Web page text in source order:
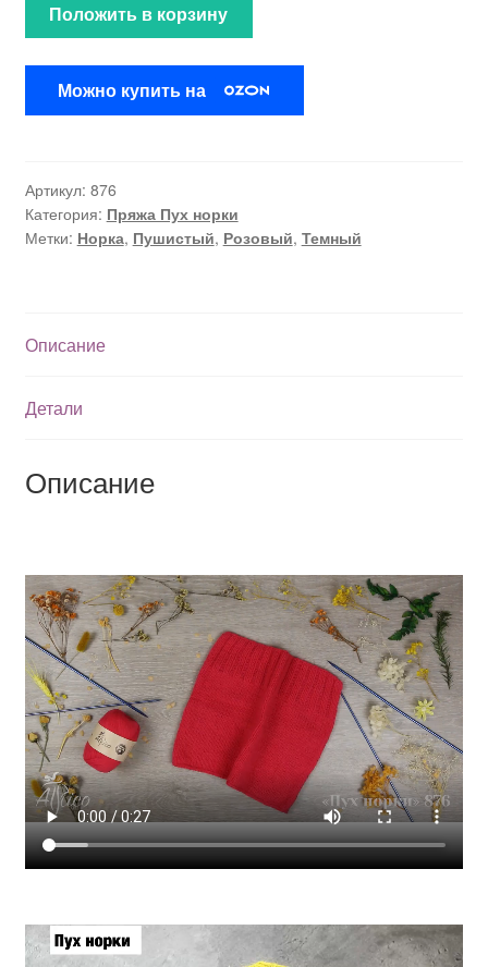
Положить в корзину
Можно купить на
Артикул: 876
Категория: Пряжа Пух норки
Метки: Норка, Пушистый, Розовый, Темный
Описание
Детали
Описание